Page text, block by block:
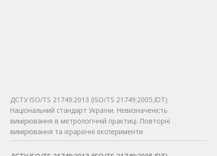
ДСТУ ISO/TS 21749:2013 (ISO/TS 21749:2005,IDТ)
Національний стандарт України. Невизначеність
вимірювання в метрологічній практиці. Повторні
вимірювання та ієрархічні експерименти